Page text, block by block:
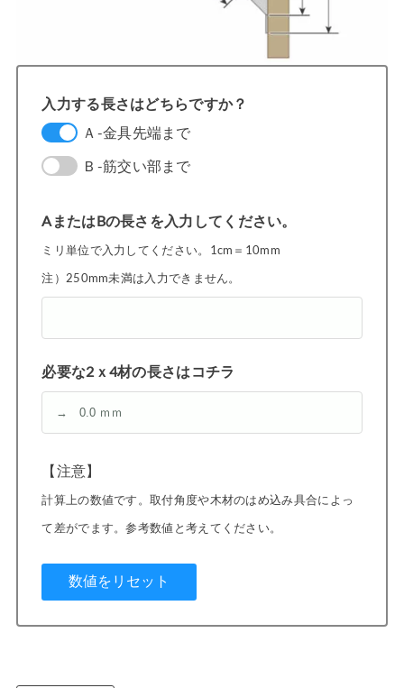
入力する長さはどちらですか？
Ａ-金具先端まで
Ｂ-筋交い部まで
AまたはBの長さを入力してください。
ミリ単位で入力してください。1cm＝10mm
注）250mm未満は入力できません。
必要な2ｘ4材の長さはコチラ
【注意】
計算上の数値です。取付角度や木材のはめ込み具合によっ
て差がでます。参考数値と考えてください。